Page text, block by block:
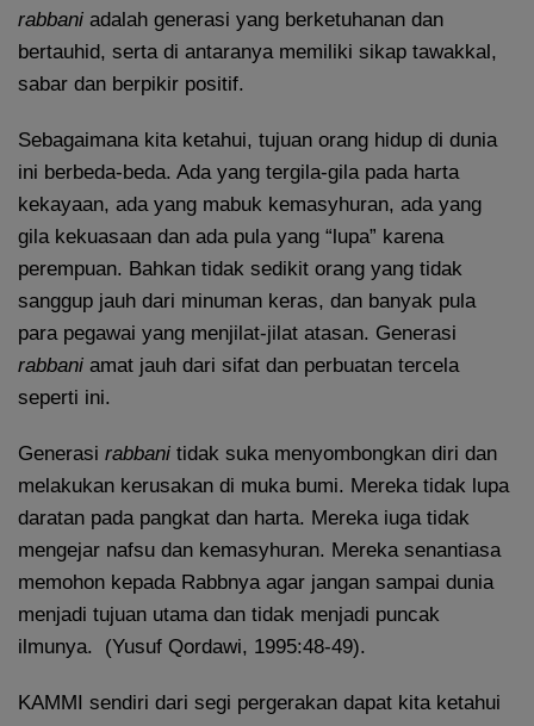
rabbani adalah generasi yang berketuhanan dan
bertauhid, serta di antaranya memiliki sikap tawakkal,
sabar dan berpikir positif.
Sebagaimana kita ketahui, tujuan orang hidup di dunia
ini berbeda-beda. Ada yang tergila-gila pada harta
kekayaan, ada yang mabuk kemasyhuran, ada yang
gila kekuasaan dan ada pula yang “lupa” karena
perempuan. Bahkan tidak sedikit orang yang tidak
sanggup jauh dari minuman keras, dan banyak pula
para pegawai yang menjilat-jilat atasan. Generasi
rabbani amat jauh dari sifat dan perbuatan tercela
seperti ini.
Generasi rabbani tidak suka menyombongkan diri dan
melakukan kerusakan di muka bumi. Mereka tidak lupa
daratan pada pangkat dan harta. Mereka iuga tidak
mengejar nafsu dan kemasyhuran. Mereka senantiasa
memohon kepada Rabbnya agar jangan sampai dunia
menjadi tujuan utama dan tidak menjadi puncak
ilmunya. (Yusuf Qordawi, 1995:48-49).
KAMMI sendiri dari segi pergerakan dapat kita ketahui